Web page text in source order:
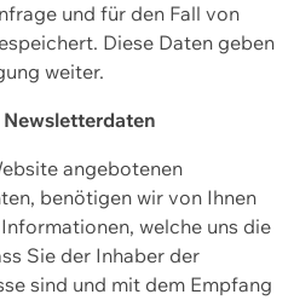
und für den Fall von
Diese Daten geben
weiter.
angebotenen
benötigen wir von Ihnen
welche uns die
Sie der Inhaber der
sind und mit dem Empfang